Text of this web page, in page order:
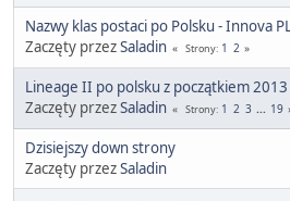
Nazwy klas postaci po Polsku - Innova PL
Zaczęty przezSaladin Strony 1 2
Lineage II po polsku z początkiem
Zaczęty przezSaladin Strony 1 2 3 ... 19
Dzisiejszy down strony
Zaczęty przezSaladin